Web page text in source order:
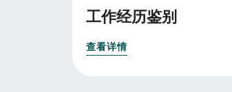
工作经历鉴别
查看详情